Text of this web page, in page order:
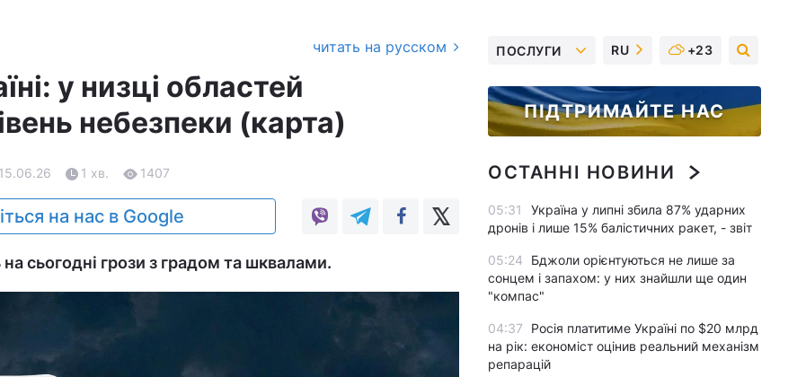
читать на русском
у низці областей
небезпеки (карта)
1 хв. 1407
на нас в Google
сьогодні грози з градом та шквалами.
ПОСЛУГИ RU +23
ПІДТРИМАЙТЕ НАС
ОСТАННІ НОВИНИ
05:31
Україна у липні збила 87% ударних
дронів і лише 15% балістичних ракет, - звіт
05:24
Бджоли орієнтуються не лише за
сонцем і запахом: у них знайшли ще один
"компас"
04:37
Росія платитиме Україні по $20 млрд
на рік: економіст оцінив реальний механізм
репарацій